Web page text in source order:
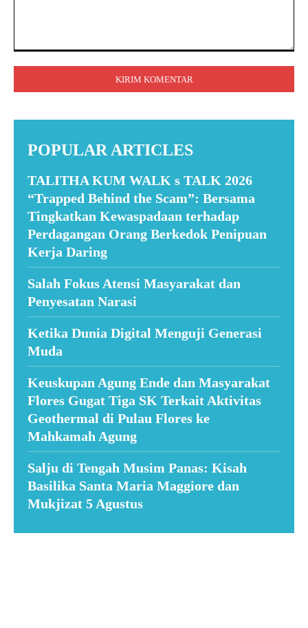
POPULAR ARTICLES
TALITHA KUM WALK s TALK 2026
“Trapped Behind the Scam”: Bersama
Tingkatkan Kewaspadaan terhadap
Perdagangan Orang Berkedok Penipuan
Kerja Daring
Salah Fokus Atensi Masyarakat dan
Penyesatan Narasi
Ketika Dunia Digital Menguji Generasi
Muda
Keuskupan Agung Ende dan Masyarakat
Flores Gugat Tiga SK Terkait Aktivitas
Geothermal di Pulau Flores ke
Mahkamah Agung
Salju di Tengah Musim Panas: Kisah
Basilika Santa Maria Maggiore dan
Mukjizat 5 Agustus